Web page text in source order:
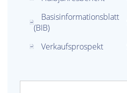
Basisinformationsblatt
(BIB)
Verkaufsprospekt